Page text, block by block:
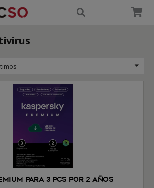
Para 3 PCs por 2 Años
modal-check